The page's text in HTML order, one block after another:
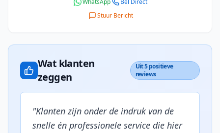
WhatsApp
Bel Direct
Stuur Bericht
Wat klanten
zeggen
Uit 5 positieve
reviews
"Klanten zijn onder de indruk van de
snelle én professionele service die hier